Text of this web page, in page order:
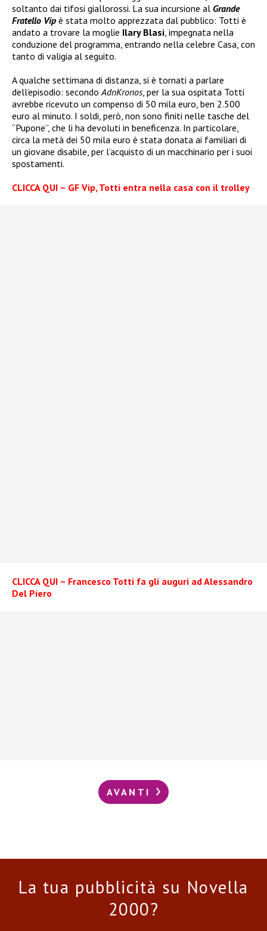
soltanto dai tifosi giallorossi. La sua incursione al Grande
Fratello Vip è stata molto apprezzata dal pubblico: Totti è
andato a trovare la moglie Ilary Blasi , impegnata nella
conduzione del programma, entrando nella celebre Casa, con
tanto di valigia al seguito.
A qualche settimana di distanza, si è tornati a parlare
dell’episodio: secondo AdnKronos, per la sua ospitata Totti
avrebbe ricevuto un compenso di 50 mila euro, ben 2.500
euro al minuto. I soldi, però, non sono finiti nelle tasche del
“Pupone”, che li ha devoluti in beneficenza. In particolare,
circa la metà dei 50 mila euro è stata donata ai familiari di
un giovane disabile, per l’acquisto di un macchinario per i suoi
spostamenti.
CLICCA QUI – GF Vip, Totti entra nella casa con il trolley
CLICCA QUI – Francesco Totti fa gli auguri ad Alessandro
Del Piero
AVANTI
La tua pubblicità su Novella
2000?